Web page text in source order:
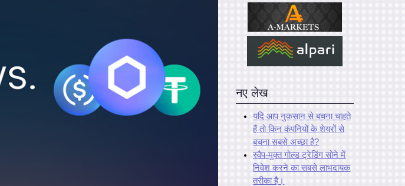
नए लेख
यदि आप नुकसान से बचना चाहते
हैं तो किन कंपनियों के शेयरों से
बचना सबसे अच्छा है?
स्वैप-मुक्त गोल्ड ट्रेडिंग सोने में
निवेश करने का सबसे लाभदायक
तरीका है।